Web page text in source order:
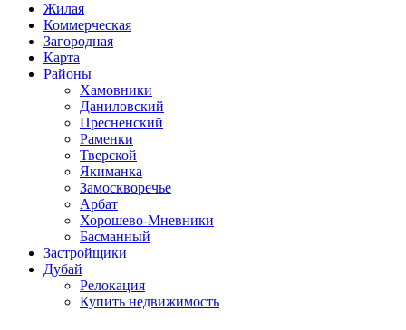
Жилая
Коммерческая
Загородная
Карта
Районы
Хамовники
Даниловский
Пресненский
Раменки
Тверской
Якиманка
Замоскворечье
Арбат
Хорошево-Мневники
Басманный
Застройщики
Дубай
Релокация
Купить недвижимость